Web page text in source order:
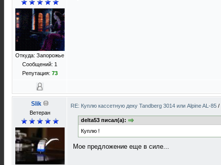
Откуда: Запорожье
Сообщений: 1
Репутация: 73
Slik
Ветеран
RE: Куплю кассетную деку Tandberg 3014 или Alpine AL-85 /
delta53 писал(а):
Куплю !
Мое предложение еще в силе...